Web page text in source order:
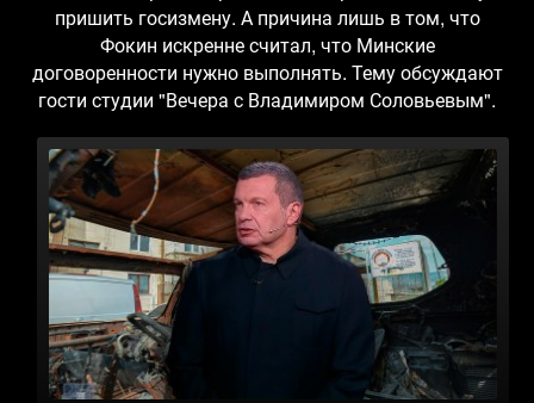
пришить госизмену. А причина лишь в том, что
Фокин искренне считал, что Минские
договоренности нужно выполнять. Тему обсуждают
гости студии "Вечера с Владимиром Соловьевым".